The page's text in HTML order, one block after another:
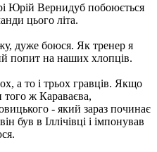
Юрій Вернидуб побоюється
цього літа.
дуже боюся. Як тренер я
попит на наших хлопців.
а то і трьох гравців. Якщо
того ж Караваєва,
- який зараз починає
був в Іллічівці і імпонував